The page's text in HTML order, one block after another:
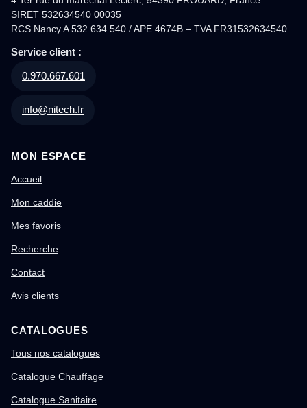
SIRET 532634540 00035
RCS Nancy A 532 634 540 / APE 4674B – TVA FR31532634540
Service client :
0.970.667.601
info@nitech.fr
MON ESPACE
Accueil
Mon caddie
Mes favoris
Recherche
Contact
Avis clients
CATALOGUES
Tous nos catalogues
Catalogue Chauffage
Catalogue Sanitaire